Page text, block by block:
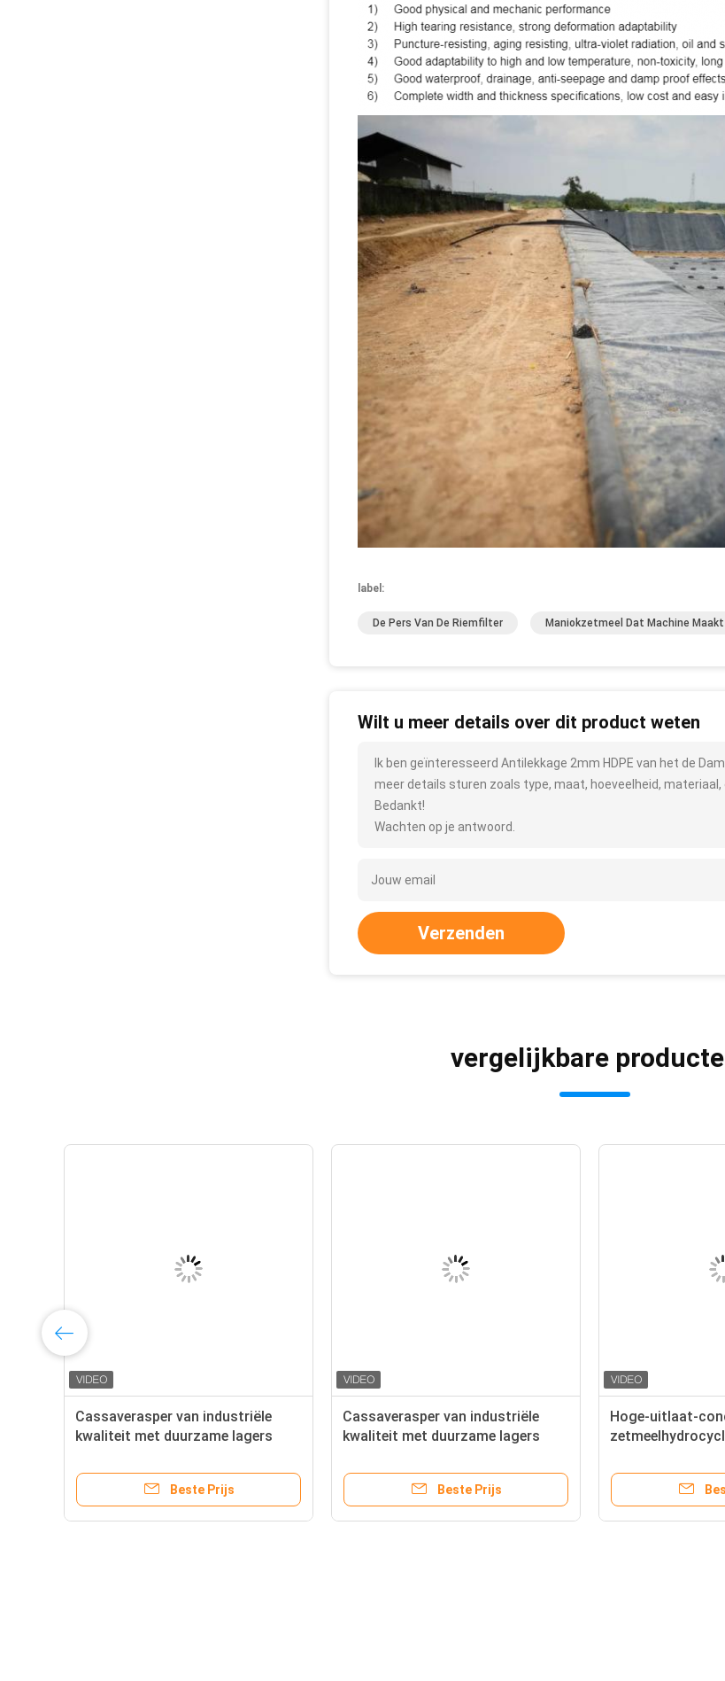
label:
De Pers Van De Riemfilter Maniokzetmeel Dat Machine Maakt
Wilt u meer details over dit product weten
Ik ben geïnteresseerd Antilekkage 2mm HDPE van het de
meer details sturen zoals type, maat, hoeveelheid, materiaal,
Bedankt!
Wachten op je antwoord.
Verzenden
vergelijkbare
Cassaverasper van industriële
kwaliteit met duurzame lagers
verwerking van knolzetmeel
Beste Prijs
Cassaverasper van industriële
kwaliteit met duurzame lagers
verwerking van knolzetmeel
Beste Prijs
Hoge-uitlaat-
cassavezetmeel